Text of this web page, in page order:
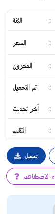
الفئة :
السعر :
المخزون :
تم التحميل :
آخر تحديث :
التقييم :
تحميل
الاصطناعي